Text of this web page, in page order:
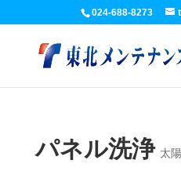
024-688-8273
パネル洗浄 太